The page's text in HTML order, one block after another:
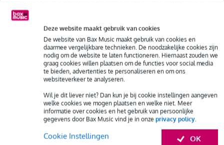
Deze website maakt gebruik van cookies
De website van Bax Music maakt gebruik van cookies en
daarmee vergelijkbare technieken. De noodzakelijke cookies zijn
nodig om de website te laten functioneren. Hiernaast zouden we
graag cookies willen plaatsen om de functies voor social media
te bieden, advertenties te personaliseren en om ons
websiteverkeer te analyseren.
Wil je dit liever niet? Dan kun je bij cookie instellingen aangeven
welke cookies we mogen plaatsen en welke niet. Meer
informatie over cookies en het gebruik van persoonlijke
gegevens door Bax Music vind je in onze privacy policy.
OK
Cookie Instellingen
resonantie hebben met het bruidspaar en hun gasten.
Mijn focus ligt op het samenstellen van nummers die
goed samenwerken, waarbij ik let op:
Tempo: ik groepeer nummers die een vergelijkbaar
tempo hebben, met een maximaal verschil van 5 bpm.
Dit zorgt voor soepele overgangen en houdt de energie
op de dansvloer constant.
: het mixen van genres is een kunst. Ik draai in
‘blokjes’, waarbij elk blokje nummers van een bepaald